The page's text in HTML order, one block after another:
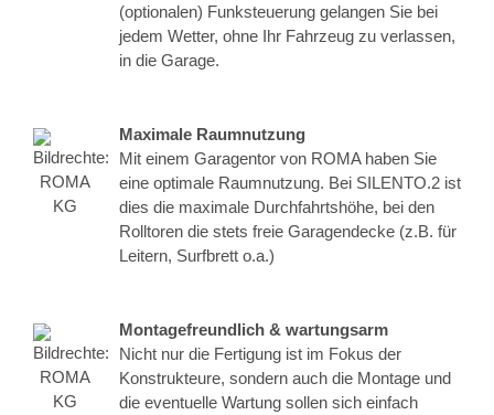
(optionalen) Funksteuerung gelangen Sie bei
jedem Wetter, ohne Ihr Fahrzeug zu verlassen,
in die Garage.
Maximale Raumnutzung
Mit einem Garagentor von ROMA haben Sie
eine optimale Raumnutzung. Bei SILENTO.2 ist
dies die maximale Durchfahrtshöhe, bei den
Rolltoren die stets freie Garagendecke (z.B. für
Leitern, Surfbrett o.a.)
Montagefreundlich & wartungsarm
Nicht nur die Fertigung ist im Fokus der
Konstrukteure, sondern auch die Montage und
die eventuelle Wartung sollen sich einfach